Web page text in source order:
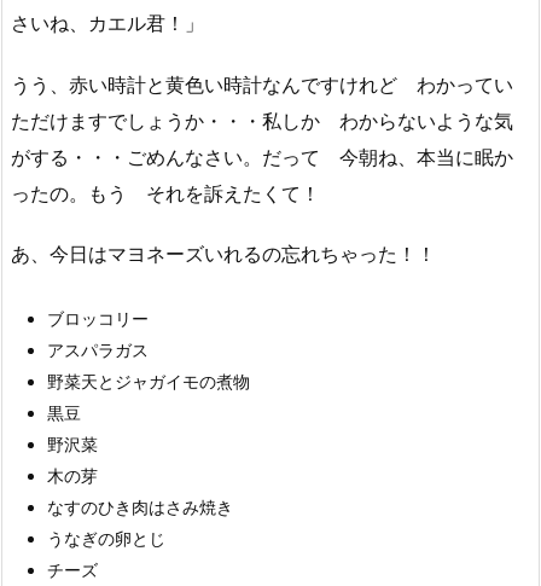
さいね、カエル君！」
うう、赤い時計と黄色い時計なんですけれど わかってい
ただけますでしょうか・・・私しか わからないような気
がする・・・ごめんなさい。だって 今朝ね、本当に眠か
ったの。もう それを訴えたくて！
あ、今日はマヨネーズいれるの忘れちゃった！！
ブロッコリー
アスパラガス
野菜天とジャガイモの煮物
黒豆
野沢菜
木の芽
なすのひき肉はさみ焼き
うなぎの卵とじ
チーズ